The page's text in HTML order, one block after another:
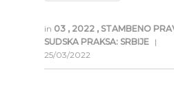
in 03 , 2022 , STAMBENO
SUDSKA PRAKSA: SRBIJE |
25/03/2022